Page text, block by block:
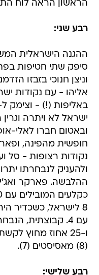
הראשון הראה לוח
רבע שני:
ההגנה הישראלית
סיפק שתי חטיפות
וניצן חנוכי בזבזו
אליהו - עם נקודות
ובאטום חברו לאלי-
חופשית מהפינה,
נקודות רצופות - סל
ולהעניק לנבחרתו
ההלבשה. פארקר
8 לישראל, כשכדיר
ו-25 אחוז מחוץ
(8) מאסיסטים (7).
רבע שלישי: